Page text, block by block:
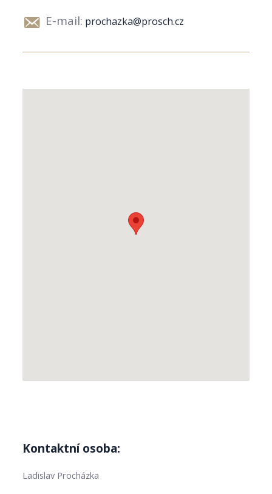
E-mail: prochazka@prosch.cz
Kontaktní osoba:
Ladislav Procházka